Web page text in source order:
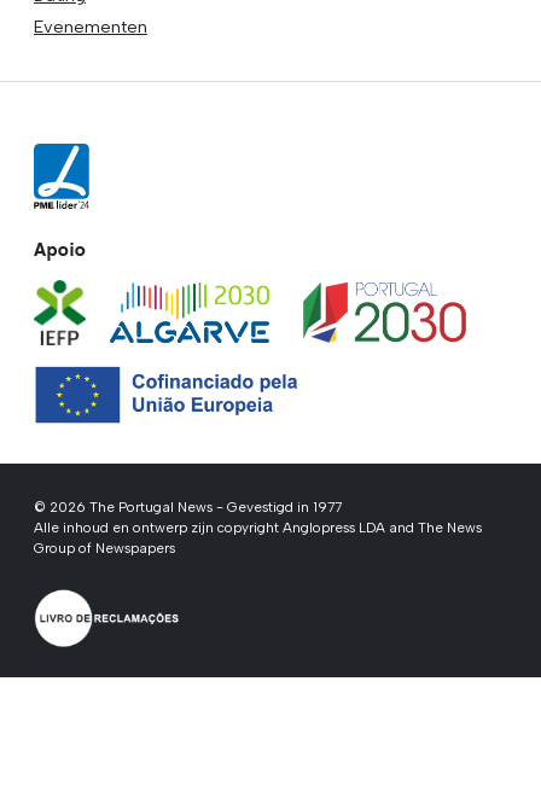
Evenementen
Apoio
© 2026 The Portugal News - Gevestigd in 1977
Alle inhoud en ontwerp zijn copyright Anglopress LDA and The News
Group of Newspapers